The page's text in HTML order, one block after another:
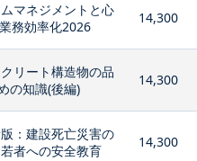
マネジメントと心
務効率化2026
14,300
リート構造物の品
の知識(後編)
14,300
：建設死亡災害の
者への安全教育
14,300